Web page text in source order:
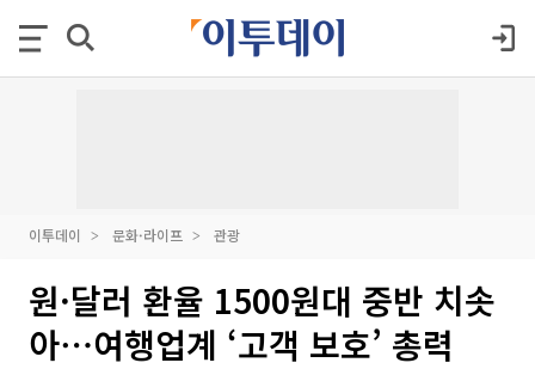
이투데이 문화·라이프 관광
원·달러 환율 1500원대 중반 치솟
아⋯여행업계 ‘고객 보호’ 총력